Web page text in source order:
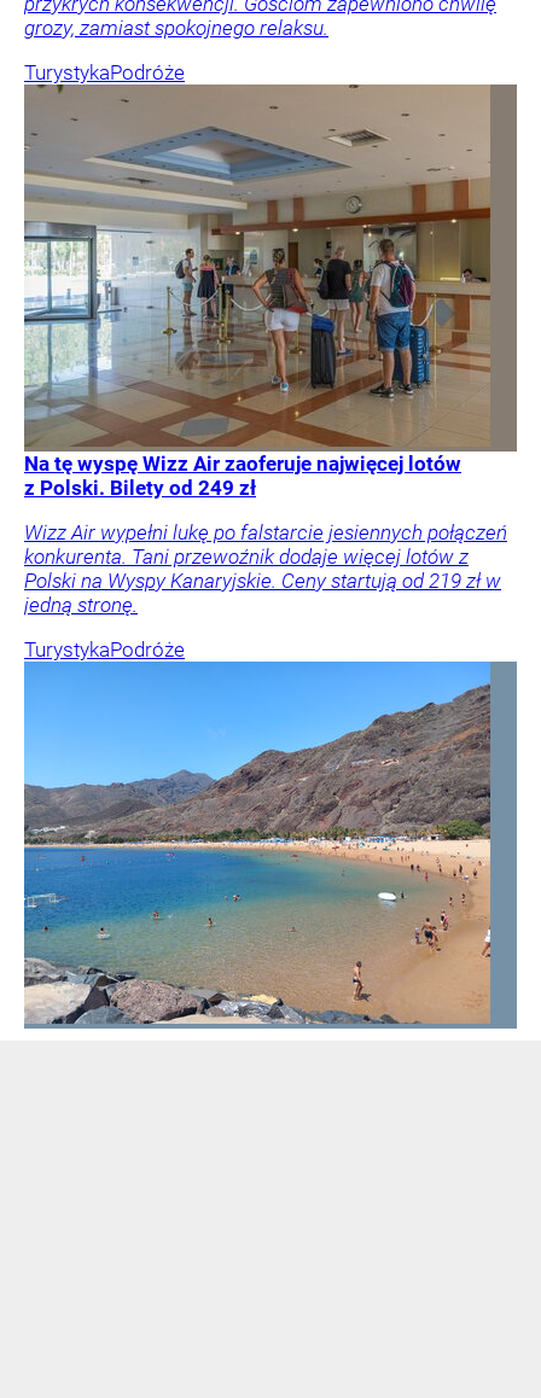
grozy, zamiast spokojnego relaksu.
TurystykaPodróże
Na tę wyspę Wizz Air zaoferuje najwięcej lotów
z Polski. Bilety od 249 zł
Wizz Air wypełni lukę po falstarcie jesiennych połączeń
konkurenta. Tani przewoźnik dodaje więcej lotów z
Polski na Wyspy Kanaryjskie. Ceny startują od 219 zł w
jedną stronę.
TurystykaPodróże